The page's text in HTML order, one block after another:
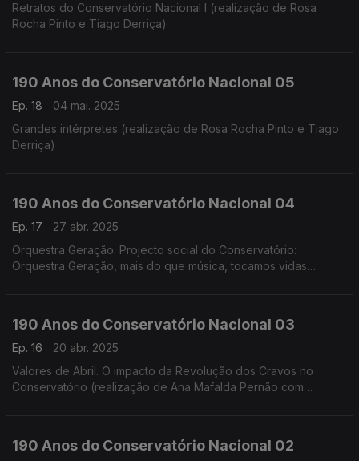
Retratos do Conservatório Nacional I (realização de Rosa
Rocha Pinto e Tiago Derriça)
190 Anos do Conservatório Nacional 05
Ep. 18
04 mai. 2025
Grandes intérpretes (realização de Rosa Rocha Pinto e Tiago
Derriça)
190 Anos do Conservatório Nacional 04
Ep. 17
27 abr. 2025
Orquestra Geração. Projecto social do Conservatório:
Orquestra Geração, mais do que música, tocamos vidas
190 Anos do Conservatório Nacional 03
Ep. 16
20 abr. 2025
Valores de Abril. O impacto da Revolução dos Cravos no
Conservatório (realização de Ana Mafalda Pernão com
190 Anos do Conservatório Nacional 02